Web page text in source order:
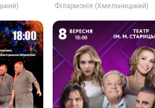
Філармонія (Хмельницький)